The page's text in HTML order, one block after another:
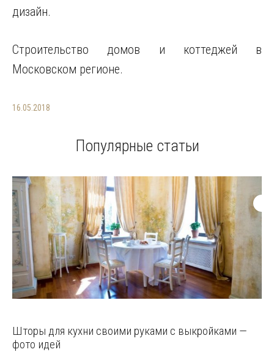
дизайн.
Строительство домов и коттеджей в
Московском регионе.
16.05.2018
Популярные статьи
Шторы для кухни своими руками с выкройками —
фото идей